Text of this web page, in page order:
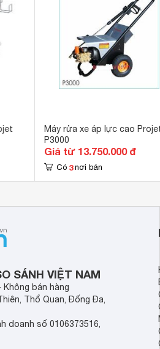
Máy rửa xe áp lực cao
P3000
Giá từ 13.750.000 đ
Có 3 nơi bán
SÁNH VIỆT NAM
bán hàng
Thổ Quan, Đống Đa,
doanh số 0106373516,